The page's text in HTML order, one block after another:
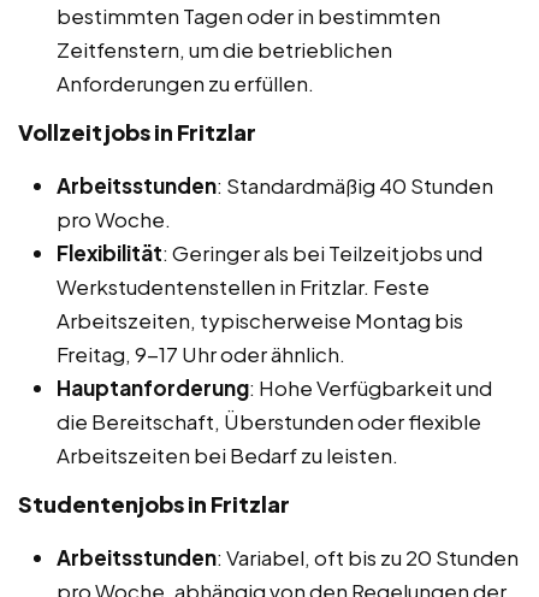
bestimmten Tagen oder in bestimmten
Zeitfenstern, um die betrieblichen
Anforderungen zu erfüllen.
Vollzeitjobs in Fritzlar
Arbeitsstunden: Standardmäßig 40 Stunden
pro Woche.
Flexibilität: Geringer als bei Teilzeitjobs und
Werkstudentenstellen in Fritzlar. Feste
Arbeitszeiten, typischerweise Montag bis
Freitag, 9-17 Uhr oder ähnlich.
Hauptanforderung: Hohe Verfügbarkeit und
die Bereitschaft, Überstunden oder flexible
Arbeitszeiten bei Bedarf zu leisten.
Studentenjobs in Fritzlar
Arbeitsstunden: Variabel, oft bis zu 20 Stunden
pro Woche, abhängig von den Regelungen der